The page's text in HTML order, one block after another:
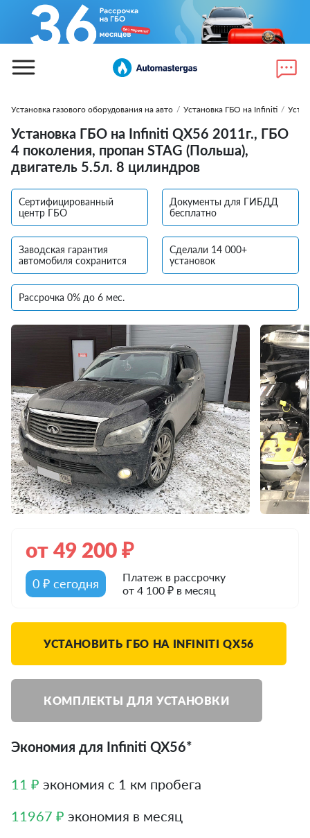
Установка газового оборудования на авто / Установка ГБО на Infiniti /
Установка ГБО на Infiniti QХ56 2011г., ГБО
4 поколения, пропан STAG (Польша),
двигатель 5.5л. 8 цилиндров
Сертифицированный
центр ГБО
Документы для ГИБДД
бесплатно
Заводская гарантия
автомобиля сохранится
Сделали 14 000+
установок
Рассрочка 0% до 6 мес.
от49 200₽
0 ₽ сегодня
Платеж в рассрочку
от 4 100 ₽ в месяц
УСТАНОВИТЬ ГБО НА INFINITI QX56
КОМПЛЕКТЫ ДЛЯ УСТАНОВКИ
Экономия для Infiniti QX56*
11 ₽ экономия с 1 км пробега
11967 ₽ экономия в месяц